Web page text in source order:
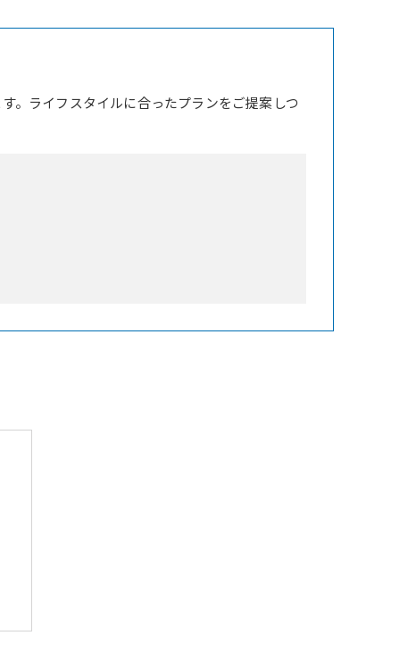
。ライフスタイルに合ったプランをご提案しつ